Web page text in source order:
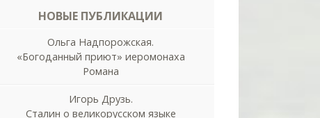
НОВЫЕ ПУБЛИКАЦИИ
Ольга Надпорожская.
«Богоданный приют» иеромонаха
Романа
Игорь Друзь.
Сталин о великорусском языке